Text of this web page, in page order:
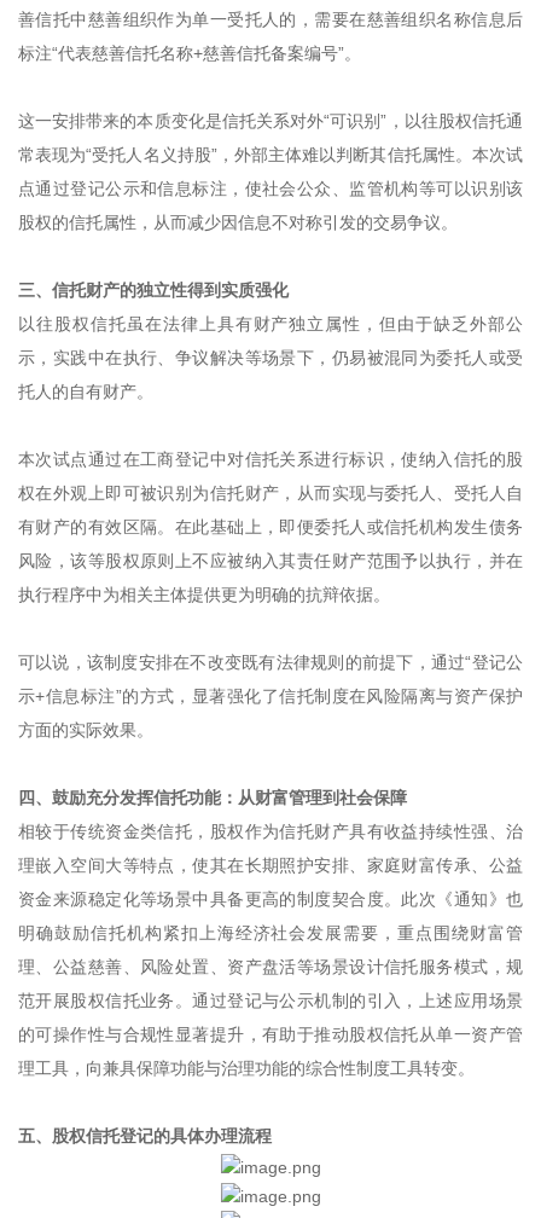
善信托中慈善组织作为单一受托人的，需要在慈善组织名称信息后
标注“代表慈善信托名称+慈善信托备案编号”。
这一安排带来的本质变化是信托关系对外“可识别”，以往股权信托通
常表现为“受托人名义持股”，外部主体难以判断其信托属性。本次试
点通过登记公示和信息标注，使社会公众、监管机构等可以识别该
股权的信托属性，从而减少因信息不对称引发的交易争议。
三、信托财产的独立性得到实质强化
以往股权信托虽在法律上具有财产独立属性，但由于缺乏外部公
示，实践中在执行、争议解决等场景下，仍易被混同为委托人或受
托人的自有财产。
本次试点通过在工商登记中对信托关系进行标识，使纳入信托的股
权在外观上即可被识别为信托财产，从而实现与委托人、受托人自
有财产的有效区隔。在此基础上，即便委托人或信托机构发生债务
风险，该等股权原则上不应被纳入其责任财产范围予以执行，并在
执行程序中为相关主体提供更为明确的抗辩依据。
可以说，该制度安排在不改变既有法律规则的前提下，通过“登记公
示+信息标注”的方式，显著强化了信托制度在风险隔离与资产保护
方面的实际效果。
四、鼓励充分发挥信托功能：从财富管理到社会保障
相较于传统资金类信托，股权作为信托财产具有收益持续性强、治
理嵌入空间大等特点，使其在长期照护安排、家庭财富传承、公益
资金来源稳定化等场景中具备更高的制度契合度。此次《通知》也
明确鼓励信托机构紧扣上海经济社会发展需要，重点围绕财富管
理、公益慈善、风险处置、资产盘活等场景设计信托服务模式，规
范开展股权信托业务。通过登记与公示机制的引入，上述应用场景
的可操作性与合规性显著提升，有助于推动股权信托从单一资产管
理工具，向兼具保障功能与治理功能的综合性制度工具转变。
五、股权信托登记的具体办理流程